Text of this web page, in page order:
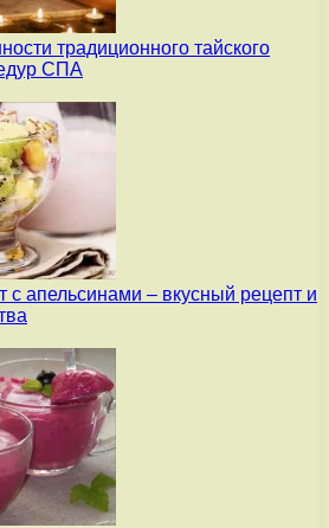
традиционного тайского
СПА
с апельсинами – вкусный рецепт и